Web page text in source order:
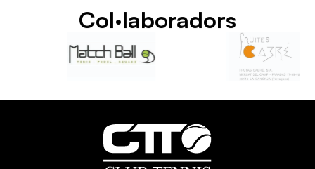
Col·laboradors